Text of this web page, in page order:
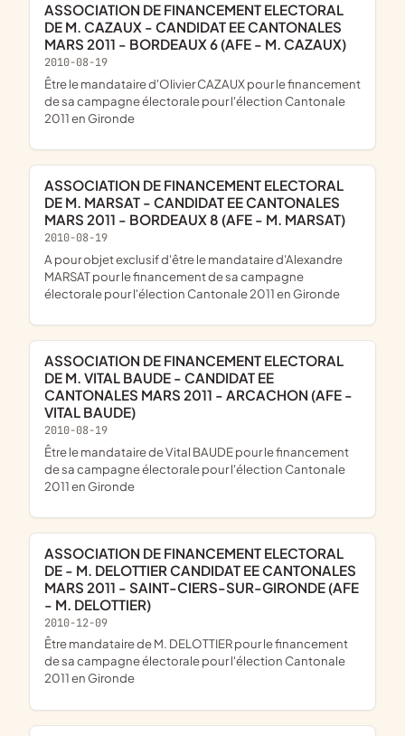
ASSOCIATION DE FINANCEMENT ELECTORAL
DE M. CAZAUX - CANDIDAT EE CANTONALES
MARS 2011 - BORDEAUX 6 (AFE - M. CAZAUX)
2010-08-19
être le mandataire d'Olivier CAZAUX pour le financement
de sa campagne électorale pour l'élection Cantonale
2011 en Gironde
ASSOCIATION DE FINANCEMENT ELECTORAL
DE M. MARSAT - CANDIDAT EE CANTONALES
MARS 2011 - BORDEAUX 8 (AFE - M. MARSAT)
2010-08-19
a pour objet exclusif d'être le mandataire d'Alexandre
MARSAT pour le financement de sa campagne
électorale pour l'élection Cantonale 2011 en Gironde
ASSOCIATION DE FINANCEMENT ELECTORAL
DE M. VITAL BAUDE - CANDIDAT EE
CANTONALES MARS 2011 - ARCACHON (AFE -
VITAL BAUDE)
2010-08-19
être le mandataire de Vital BAUDE pour le financement
de sa campagne électorale pour l'élection Cantonale
2011 en Gironde
ASSOCIATION DE FINANCEMENT ELECTORAL
DE - M. DELOTTIER CANDIDAT EE CANTONALES
MARS 2011 - SAINT-CIERS-SUR-GIRONDE (AFE
- M. DELOTTIER)
2010-12-09
être mandataire de M. DELOTTIER pour le financement
de sa campagne électorale pour l'élection Cantonale
2011 en Gironde